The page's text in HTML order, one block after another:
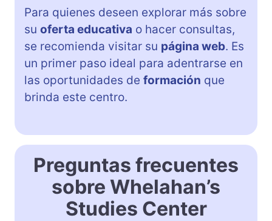
Para quienes deseen explorar más sobre
su oferta educativa o hacer consultas,
se recomienda visitar su página web. Es
un primer paso ideal para adentrarse en
las oportunidades de formación que
brinda este centro.
Preguntas frecuentes
sobre Whelahan’s
Studies Center